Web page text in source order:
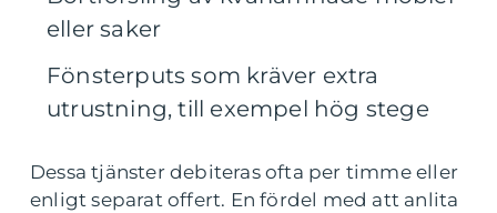
eller saker
Fönsterputs som kräver extra
utrustning, till exempel hög stege
Dessa tjänster debiteras ofta per timme eller
enligt separat offert. En fördel med att anlita